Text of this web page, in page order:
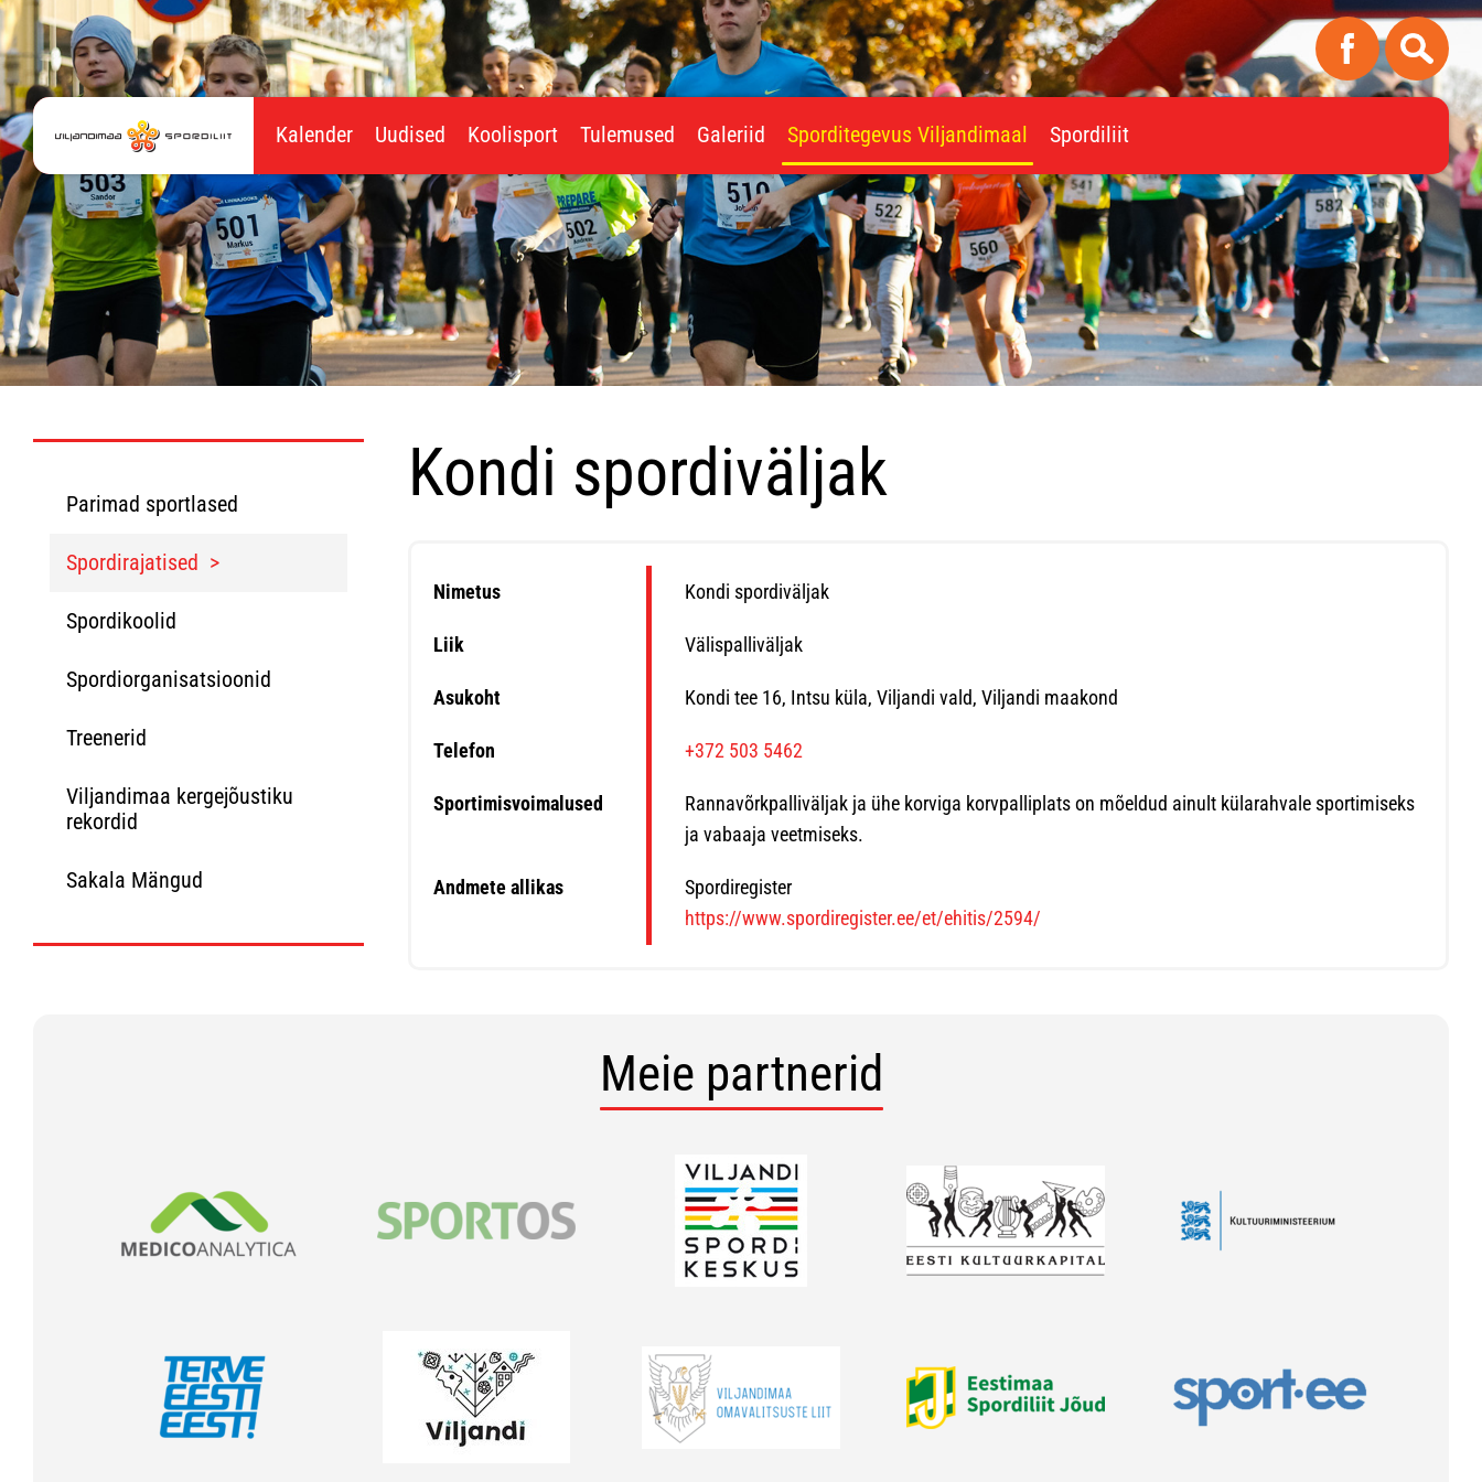
Kalender Uudised Koolisport Tulemused Galeriid Sporditegevus Viljandimaal Spordiliit
Parimad sportlased
Spordirajatised
Spordikoolid
Spordiorganisatsioonid
Treenerid
Viljandimaa kergejõustiku
rekordid
Sakala Mängud
Kondi spordiväljak
Nimetus Kondi spordiväljak
Liik Välispalliväljak
Asukoht Kondi tee 16, Intsu küla, Viljandi vald, Viljandi maakond
Telefon +372 503 5462
Sportimisvoimalused
Rannavõrkpalliväljak ja ühe korviga korvpalliplats on mõeldud ainult külarahvale sportimiseks
ja vabaaja veetmiseks.
Andmete allikas
Spordiregister
https://www.spordiregister.ee/et/ehitis/2594/
Meie partnerid